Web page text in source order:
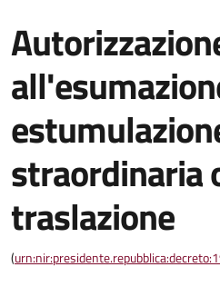
straordinaria
traslazione
(